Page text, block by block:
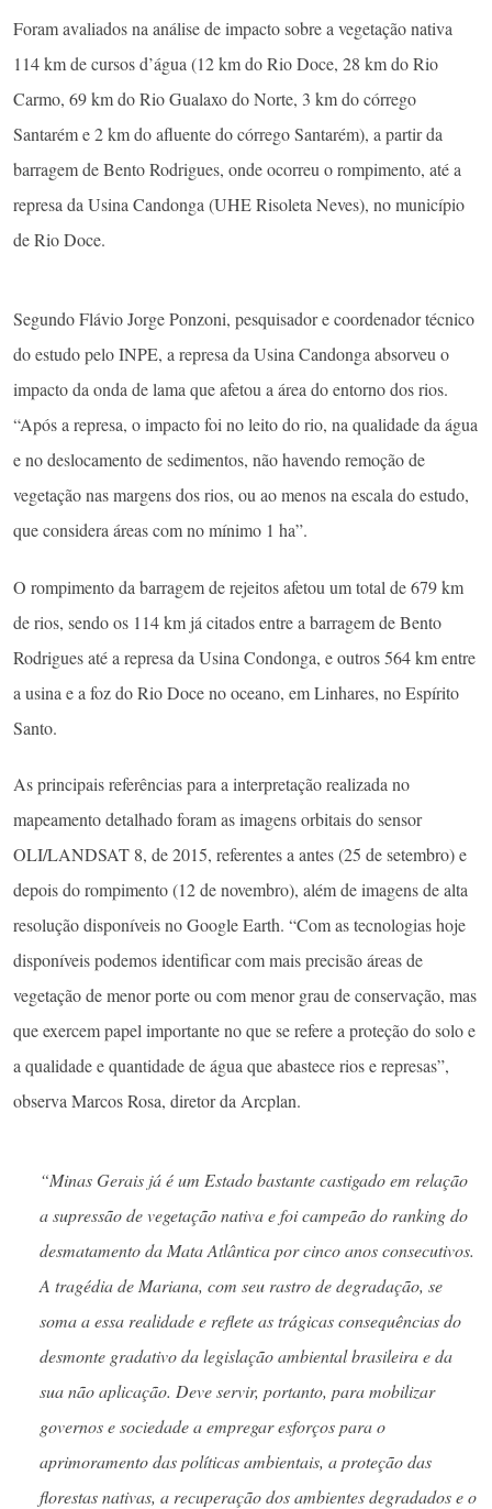
Foram avaliados na análise de impacto sobre a vegetação nativa
114 km de cursos d’água (12 km do Rio Doce, 28 km do Rio
Carmo, 69 km do Rio Gualaxo do Norte, 3 km do córrego
Santarém e 2 km do afluente do córrego Santarém), a partir da
barragem de Bento Rodrigues, onde ocorreu o rompimento, até a
represa da Usina Candonga (UHE Risoleta Neves), no município
de Rio Doce.
Segundo Flávio Jorge Ponzoni, pesquisador e coordenador técnico
do estudo pelo INPE, a represa da Usina Candonga absorveu o
impacto da onda de lama que afetou a área do entorno dos rios.
“Após a represa, o impacto foi no leito do rio, na qualidade da água
e no deslocamento de sedimentos, não havendo remoção de
vegetação nas margens dos rios, ou ao menos na escala do estudo,
que considera áreas com no mínimo 1 ha”.
O rompimento da barragem de rejeitos afetou um total de 679 km
de rios, sendo os 114 km já citados entre a barragem de Bento
Rodrigues até a represa da Usina Condonga, e outros 564 km entre
a usina e a foz do Rio Doce no oceano, em Linhares, no Espírito
Santo.
As principais referências para a interpretação realizada no
mapeamento detalhado foram as imagens orbitais do sensor
OLI/LANDSAT 8, de 2015, referentes a antes (25 de setembro) e
depois do rompimento (12 de novembro), além de imagens de alta
resolução disponíveis no Google Earth. “Com as tecnologias hoje
disponíveis podemos identificar com mais precisão áreas de
vegetação de menor porte ou com menor grau de conservação, mas
que exercem papel importante no que se refere a proteção do solo e
a qualidade e quantidade de água que abastece rios e represas”,
observa Marcos Rosa, diretor da Arcplan.
“Minas Gerais já é um Estado bastante castigado em relação
a supressão de vegetação nativa e foi campeão do ranking do
desmatamento da Mata Atlântica por cinco anos consecutivos.
A tragédia de Mariana, com seu rastro de degradação, se
soma a essa realidade e reflete as trágicas consequências do
desmonte gradativo da legislação ambiental brasileira e da
sua não aplicação. Deve servir, portanto, para mobilizar
governos e sociedade a empregar esforços para o
aprimoramento das políticas ambientais, a proteção das
florestas nativas, a recuperação dos ambientes degradados e o